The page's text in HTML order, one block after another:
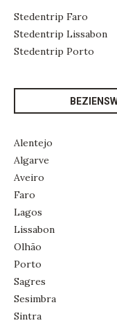
Stedentrip Faro
Stedentrip Lissabon
Stedentrip Porto
Alentejo
Algarve
Aveiro
Faro
Lagos
Lissabon
Olhão
Porto
Sagres
Sesimbra
Sintra